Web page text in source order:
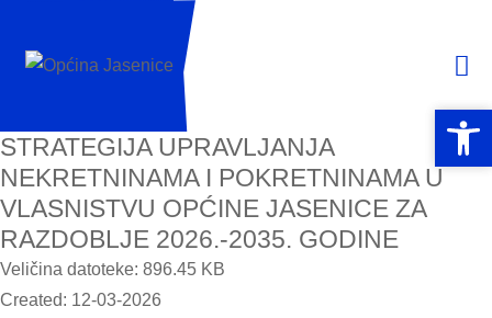
STRATEGIJA UPRAVLJANJA
NEKRETNINAMA I POKRETNINAMA U
VLASNISTVU OPĆINE JASENICE ZA
RAZDOBLJE 2026.-2035. GODINE
Veličina datoteke: 896.45 KB
Created: 12-03-2026